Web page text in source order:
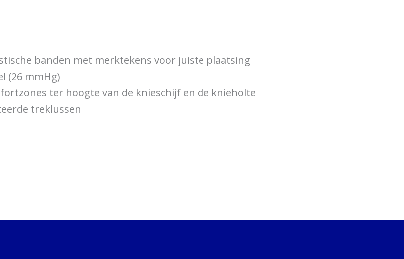
banden met merktekens voor juiste plaatsing
(26 mmHg)
ter hoogte van de knieschijf en de knieholte
treklussen